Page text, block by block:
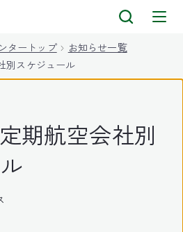
タートップ
お知らせ一覧
別スケジュール
期航空会社別